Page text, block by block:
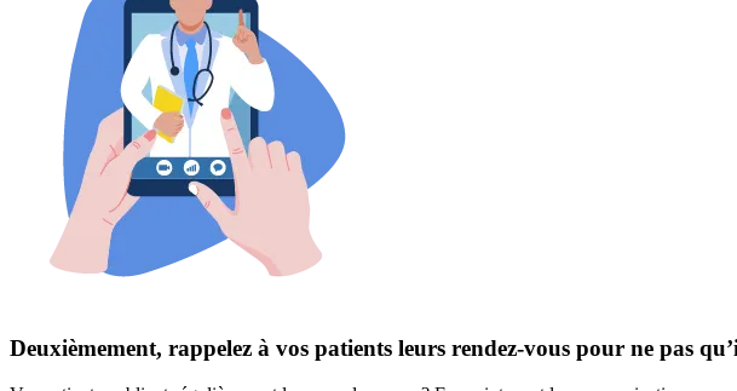
Deuxièmement, rappelez à vos patients leurs rendez-vous pour ne pas